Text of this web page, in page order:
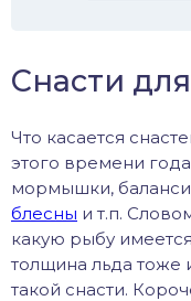
Снасти
Что касается
этого времени
мормышки,
блесны и т.п.
какую рыбу
толщина льда тоже
такой снасти.